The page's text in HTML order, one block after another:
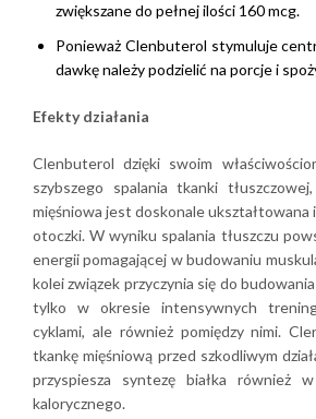
zwiększane do pełnej ilości 160 mcg.
Ponieważ Clenbuterol stymuluje
dawkę należy podzielić na porcje i
Efekty działania
Clenbuterol dzięki swoim
szybszego spalania tkanki
mięśniowa jest doskonale ukształtowana
otoczki. W wyniku spalania tłuszczu
energii pomagającej w budowaniu
kolei związek przyczynia się do
tylko w okresie intensywnych
cyklami, ale również pomiędzy nimi.
tkankę mięśniową przed szkodliwym
przyspiesza syntezę białka również
kalorycznego.